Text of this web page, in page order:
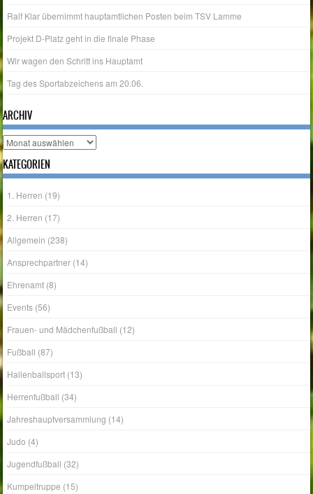
Ralf Klar übernimmt hauptamtlichen Posten beim TSV Lamme
Projekt D-Platz geht in die finale Phase
Wir wagen den Schritt ins Hauptamt
Tag des Sportabzeichens am 20.06.
ARCHIV
Archiv
KATEGORIEN
1. Herren (19)
2. Herren (17)
Allgemein (238)
Ansprechpartner (14)
Ehrenamt (8)
Events (56)
Frauen- und Mädchenfußball (12)
Fußball (87)
Hallenballsport (13)
Herrenfußball (34)
Jahreshauptversammlung (14)
Judo (4)
Jugendfußball (32)
Kumpeltruppe (15)